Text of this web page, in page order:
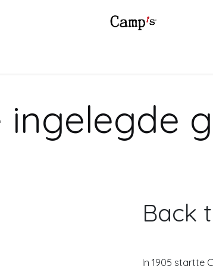
ingelegde
Back
In 1905 startte